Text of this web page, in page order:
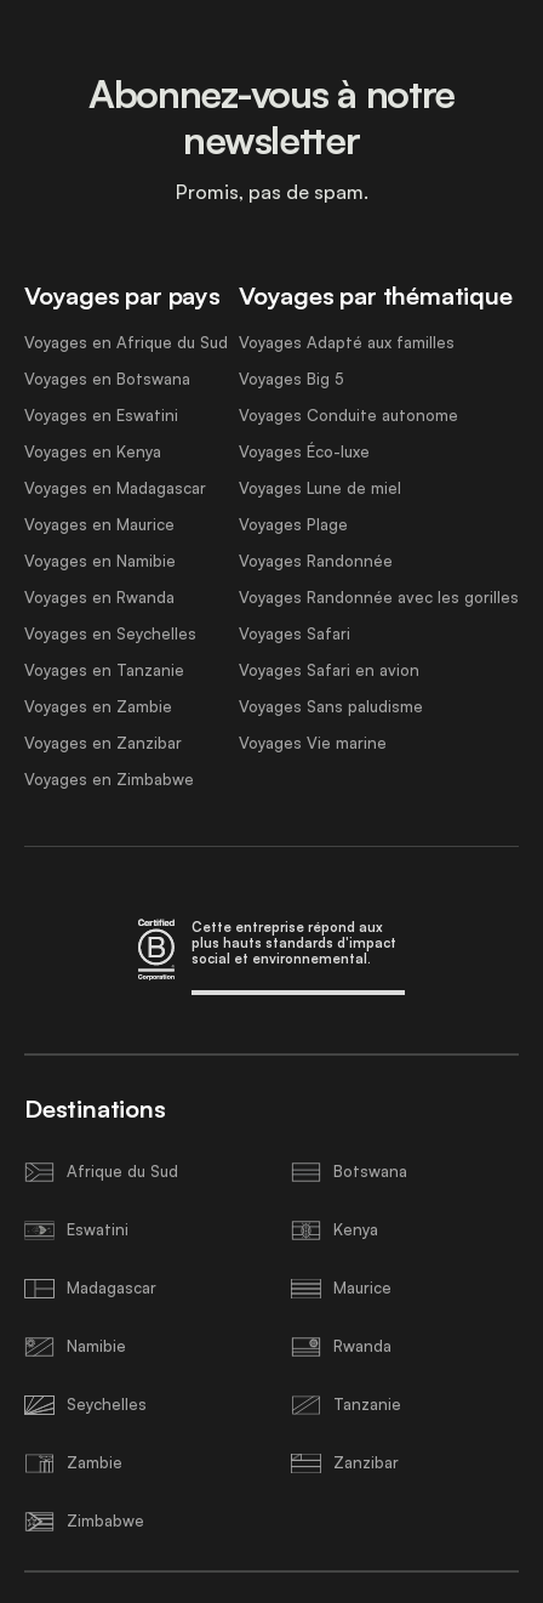
Voyages par pays
Voyages en Afrique du Sud
Voyages en Botswana
Voyages en Eswatini
Voyages en Kenya
Voyages en Madagascar
Voyages en Maurice
Voyages en Namibie
Voyages en Rwanda
Voyages en Seychelles
Voyages en Tanzanie
Voyages en Zambie
Voyages en Zanzibar
Voyages en Zimbabwe
Voyages par thématique
Voyages Adapté aux familles
Voyages Big 5
Voyages Conduite autonome
Voyages Éco-luxe
Voyages Lune de miel
Voyages Plage
Voyages Randonnée
Voyages Randonnée avec les gorilles
Voyages Safari
Voyages Safari en avion
Voyages Sans paludisme
Voyages Vie marine
Abonnez-vous à notre
newsletter
Promis, pas de spam.
Cette entreprise répond aux
plus hauts standards d'impact
social et environnemental.
Destinations
Afrique du Sud Botswana
Eswatini Kenya
Madagascar Maurice
Namibie Rwanda
Seychelles Tanzanie
Zambie Zanzibar
Zimbabwe